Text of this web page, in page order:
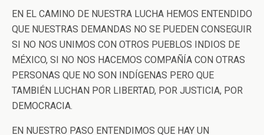
EN EL CAMINO DE NUESTRA LUCHA HEMOS ENTENDIDO
QUE NUESTRAS DEMANDAS NO SE PUEDEN CONSEGUIR
SI NO NOS UNIMOS CON OTROS PUEBLOS INDIOS DE
MÉXICO, SI NO NOS HACEMOS COMPAÑÍA CON OTRAS
PERSONAS QUE NO SON INDÍGENAS PERO QUE
TAMBIÉN LUCHAN POR LIBERTAD, POR JUSTICIA, POR
DEMOCRACIA.
EN NUESTRO PASO ENTENDIMOS QUE HAY UN